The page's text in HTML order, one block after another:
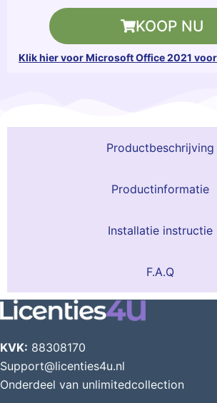
KOOP NU
Klik hier voor Microsoft Office 2021 voor
Productbeschrijving
Productinformatie
Installatie instructie
F.A.Q
KVK: 88308170
Support@licenties4u.nl
Onderdeel van unlimitedcollection